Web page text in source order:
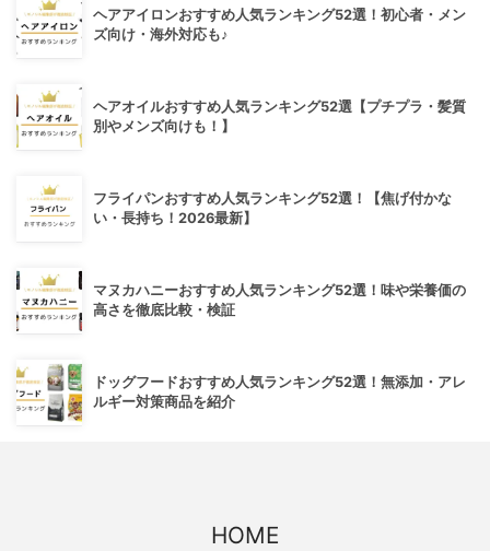
ヘアアイロンおすすめ人気ランキング52選！初心者・メン
ズ向け・海外対応も♪
ヘアオイルおすすめ人気ランキング52選【プチプラ・髪質
別やメンズ向けも！】
フライパンおすすめ人気ランキング52選！【焦げ付かな
い・長持ち！2026最新】
マヌカハニーおすすめ人気ランキング52選！味や栄養価の
高さを徹底比較・検証
ドッグフードおすすめ人気ランキング52選！無添加・アレ
ルギー対策商品を紹介
HOME